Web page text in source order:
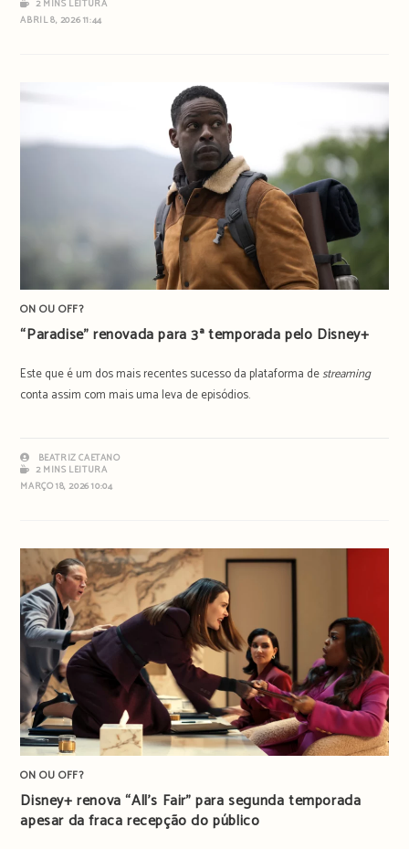
2 MINS LEITURA
ABRIL 8, 2026 11:44
ON OU OFF?
“Paradise” renovada para 3ª temporada pelo Disney+
Este que é um dos mais recentes sucesso da plataforma destreaming
conta assim com mais uma leva de episódios.
BEATRIZ CAETANO
2 MINS LEITURA
MARÇO 18, 2026 10:04
ON OU OFF?
Disney+ renova “All’s Fair” para segunda temporada
apesar da fraca recepção do público